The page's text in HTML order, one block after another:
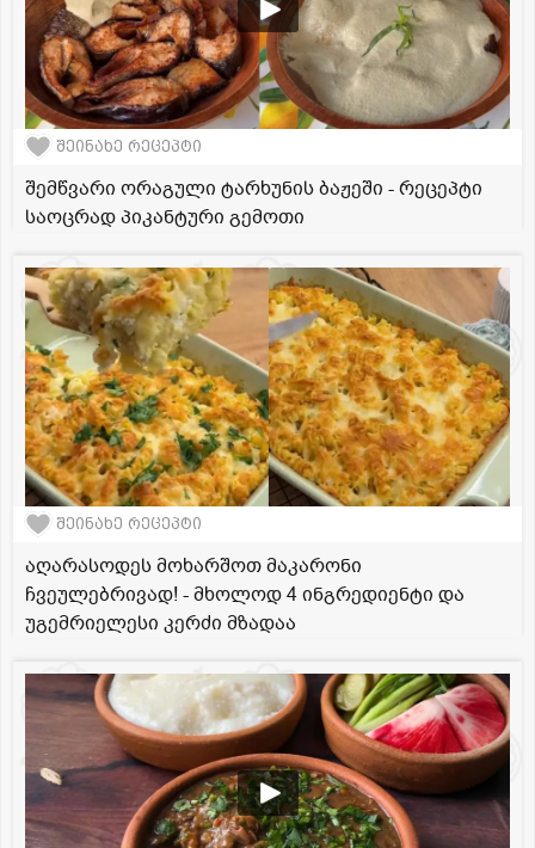
შეინახე რეცეპტი
შემწვარი ორაგული ტარხუნის ბაჟეში - რეცეპტი
საოცრად პიკანტური გემოთი
შეინახე რეცეპტი
აღარასოდეს მოხარშოთ მაკარონი
ჩვეულებრივად! - მხოლოდ 4 ინგრედიენტი და
უგემრიელესი კერძი მზადაა